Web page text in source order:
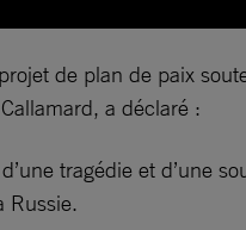
de plan de paix
a déclaré :
tragédie et d’une
Russie.